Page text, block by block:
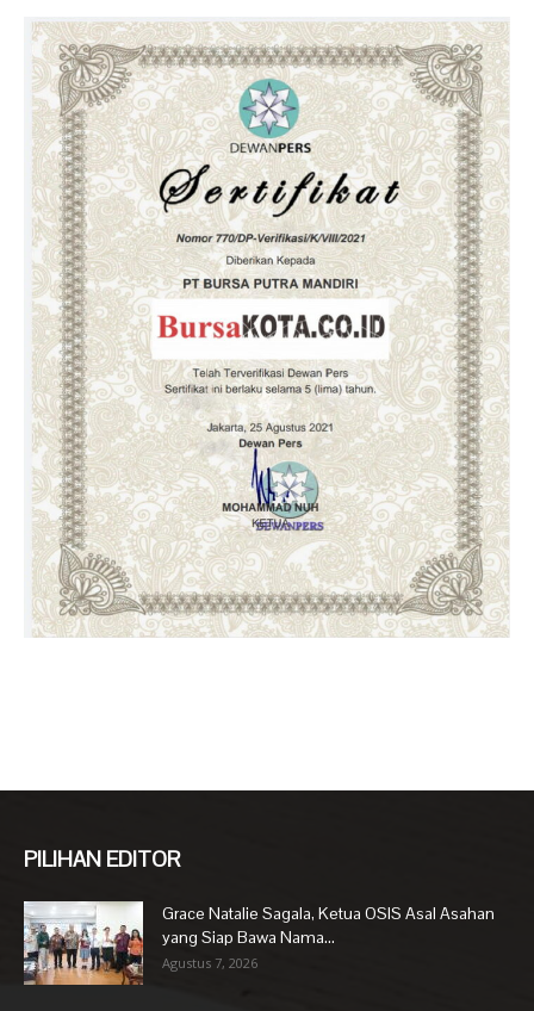
PILIHAN EDITOR
Grace Natalie Sagala, Ketua OSIS Asal Asahan
yang Siap Bawa Nama...
Agustus 7, 2026